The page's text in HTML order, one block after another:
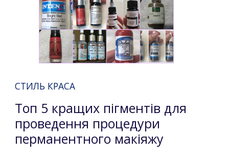
СТИЛЬ КРАСА
Топ 5 кращих пігментів для
проведення процедури
перманентного макіяжу